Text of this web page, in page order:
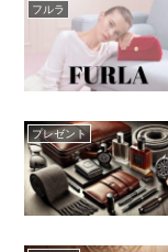
フルラ
プレゼント